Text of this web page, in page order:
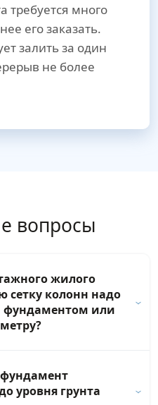
требуется много
его заказать.
залить за один
не более
вопросы
жилого
сетку колонн надо
фундаментом или
уровня грунта